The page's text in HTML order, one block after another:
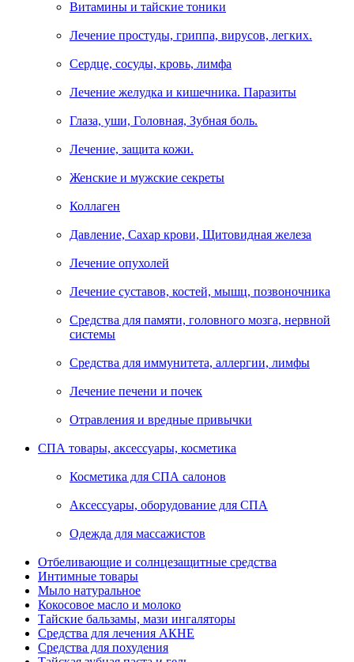
Витамины и тайские тоники
Лечение простуды, гриппа, вирусов, легких.
Сердце, сосуды, кровь, лимфа
Лечение желудка и кишечника. Паразиты
Глаза, уши, Головная, Зубная боль.
Лечение, защита кожи.
Женские и мужские секреты
Коллаген
Давление, Сахар крови, Щитовидная железа
Лечение опухолей
Лечение суставов, костей, мышц, позвоночника
Средства для памяти, головного мозга, нервной
системы
Средства для иммунитета, аллергии, лимфы
Лечение печени и почек
Отравления и вредные привычки
СПА товары, аксессуары, косметика
Косметика для СПА салонов
Аксессуары, оборудование для СПА
Одежда для массажистов
Отбеливающие и солнцезащитные средства
Интимные товары
Мыло натуральное
Кокосовое масло и молоко
Тайские бальзамы, мази ингаляторы
Средства для лечения АКНЕ
Средства для похудения